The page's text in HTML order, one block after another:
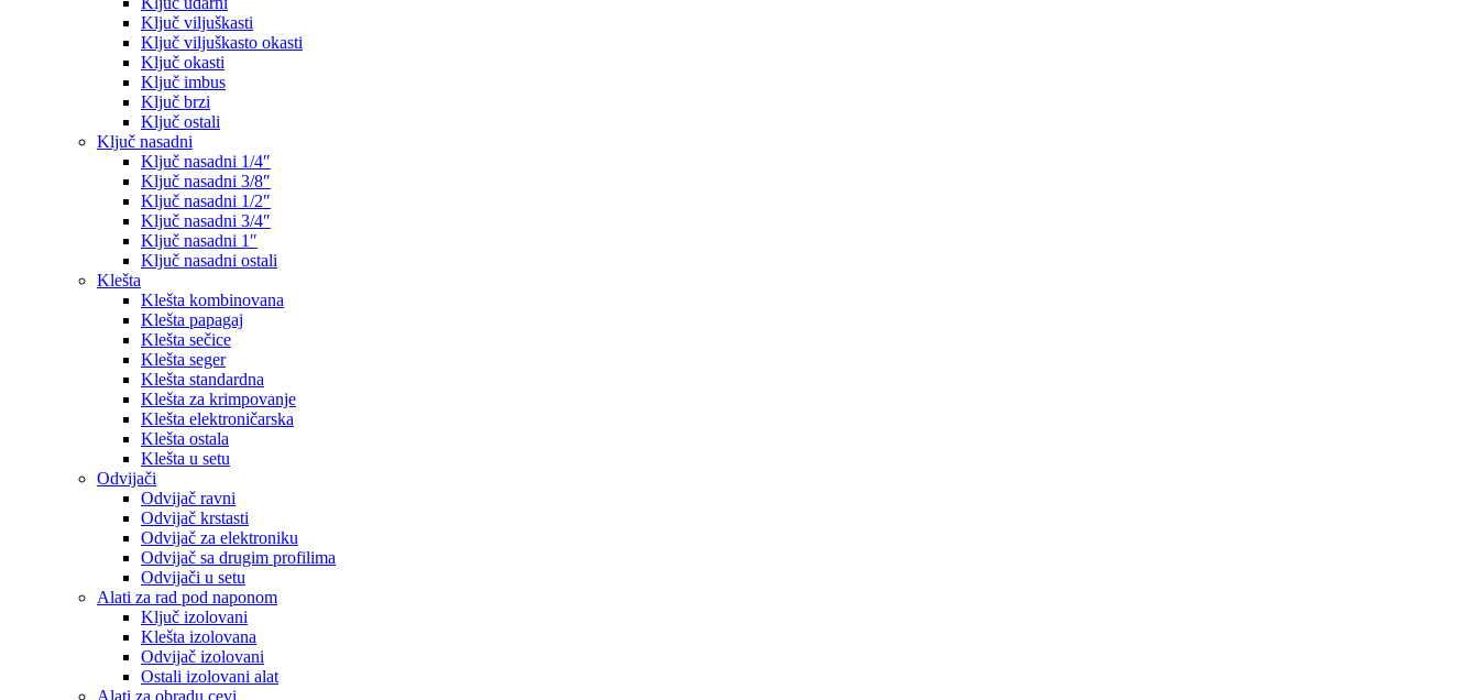
Ključ viljuškasti
Ključ viljuškasto okasti
Ključ okasti
Ključ imbus
Ključ brzi
Ključ ostali
Ključ nasadni
Ključ nasadni 1/4″
Ključ nasadni 3/8″
Ključ nasadni 1/2″
Ključ nasadni 3/4″
Ključ nasadni 1″
Ključ nasadni ostali
Klešta
Klešta kombinovana
Klešta papagaj
Klešta sečice
Klešta seger
Klešta standardna
Klešta za krimpovanje
Klešta elektroničarska
Klešta ostala
Klešta u setu
Odvijači
Odvijač ravni
Odvijač krstasti
Odvijač za elektroniku
Odvijač sa drugim profilima
Odvijači u setu
Alati za rad pod naponom
Ključ izolovani
Klešta izolovana
Odvijač izolovani
Ostali izolovani alat
Alati za obradu cevi